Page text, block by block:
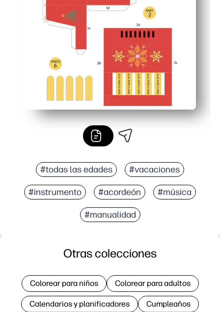
#todas las edades #vacaciones
#instrumento #acordeón #música
#manualidad
Otras colecciones
Colorear para niños Colorear para adultos
Calendarios y planificadores Cumpleaños